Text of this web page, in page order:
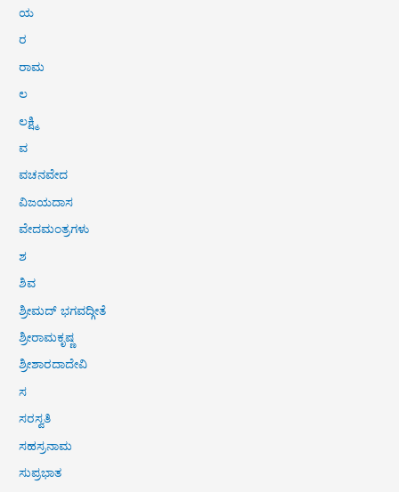
ಯ
ರ
ರಾಮ
ಲ
ಲಕ್ಷ್ಮಿ
ವ
ವಚನವೇದ
ವಿಜಯದಾಸ
ವೇದಮಂತ್ರಗಳು
ಶ
ಶಿವ
ಶ್ರೀಮದ್ ಭಗವದ್ಗೀತೆ
ಶ್ರೀರಾಮಕೃಷ್ಣ
ಶ್ರೀಶಾರದಾದೇವಿ
ಸ
ಸರಸ್ವತಿ
ಸಹಸ್ರನಾಮ
ಸುಪ್ರಭಾತ